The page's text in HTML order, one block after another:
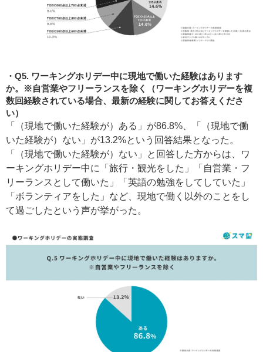
Q5. ワーキングホリデー中に現地で働いた経験はあります
か。※自営業やフリーランスを除く（ワーキングホリデーを複
数回経験されている場合、最新の経験に関してお答えくださ
い）
「（現地で働いた経験が）ある」が86.8%、「（現地で働
いた経験が）ない」が13.2%という回答結果となった。
「（現地で働いた経験が）ない」と回答した方からは、ワ
ーキングホリデー中に「旅行・観光をした」「自営業・フ
リーランスとして働いた」「英語の勉強をしてしていた」
「ボランティアをした」など、現地で働く以外のことをし
て過ごしたという声が挙がった。